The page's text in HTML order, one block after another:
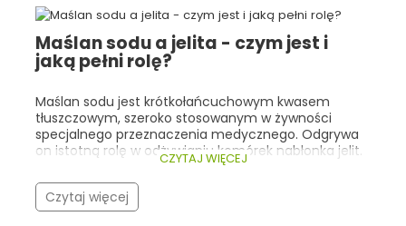
samopoczucie są bardzo istotne. Zarówno w
Essensey, jak i w innych sklepach z suplementami
prozdrowotnymi, klienci najczęściej wybierają
kolageny, adaptogeny, witaminy/minerały
wspierające odporność oraz kwasy Omega-3 .
Poniżej przedstawiamy najlepsze oferty Black Week
na topowe suplementy w Essensey.com – wraz z ich
cenami promocyjnymi i krótkim opisem właściwości.
Maślan sodu a jelita - czym jest i
jaką pełni rolę?
Maślan sodu jest krótkołańcuchowym kwasem
tłuszczowym, szeroko stosowanym w żywności
specjalnego przeznaczenia medycznego. Odgrywa
on istotną rolę w odżywianiu komórek nabłonka jelit.
Warto znać jego rolę i źródła, ponieważ może on
stanowić cenne wsparcie w postępowaniu
dietetycznym w zaburzeniach przewodu
pokarmowego.
CZYTAJ WIĘCEJ
Czytaj więcej